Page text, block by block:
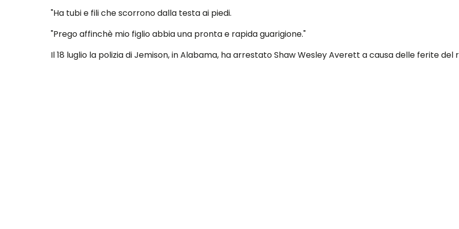
"Ha tubi e fili che scorrono dalla testa ai piedi.
"Prego affinchè mio figlio abbia una pronta e rapida guarigione."
Il 18 luglio la polizia di Jemison, in Alabama, ha arrestato Shaw Wesley Averett a causa delle ferite del